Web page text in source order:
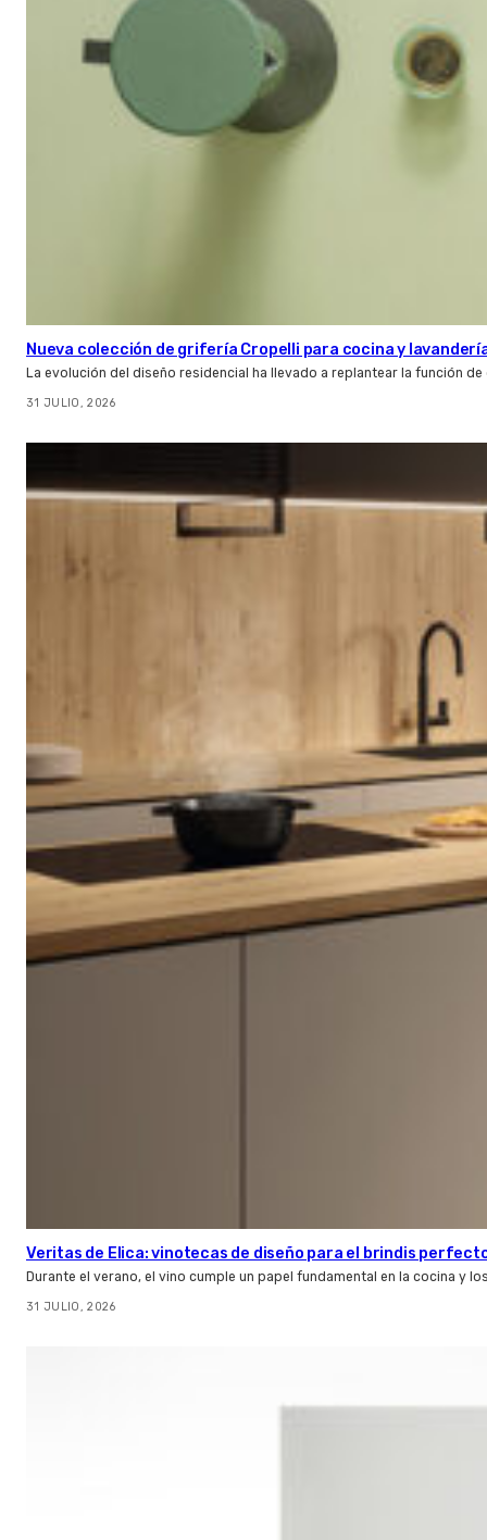
Nueva colección de grifería Cropelli para cocina y
La evolución del diseño residencial ha llevado a replantear la función
31 JULIO, 2026
Veritas de Elica: vinotecas de diseño para el brindis
Durante el verano, el vino cumple un papel fundamental en la cocina y
31 JULIO, 2026